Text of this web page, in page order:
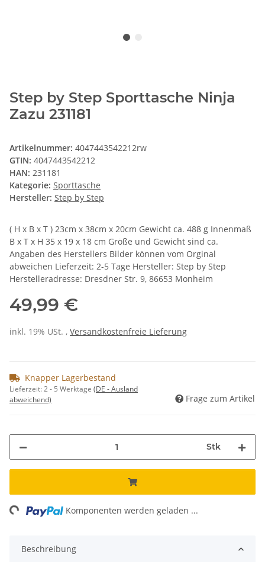
Step by Step Sporttasche Ninja
Zazu 231181
Artikelnummer: 4047443542212rw
GTIN: 4047443542212
HAN: 231181
Kategorie: Sporttasche
Hersteller: Step by Step
( H x B x T ) 23cm x 38cm x 20cm Gewicht ca. 488 g Innenmaß
B x T x H 35 x 19 x 18 cm Größe und Gewicht sind ca.
Angaben des Herstellers Bilder können vom Orginal
abweichen Lieferzeit: 2-5 Tage Hersteller: Step by Step
Herstelleradresse: Dresdner Str. 9, 86653 Monheim
49,99 €
inkl. 19% USt. , Versandkostenfreie Lieferung
Knapper Lagerbestand
Lieferzeit:2 - 5 Werktage (DE - Ausland
abweichend)
Frage zum Artikel
Stk
Komponenten werden geladen ...
Beschreibung